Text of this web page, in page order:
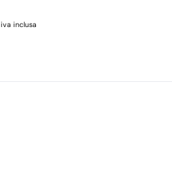
iva inclusa